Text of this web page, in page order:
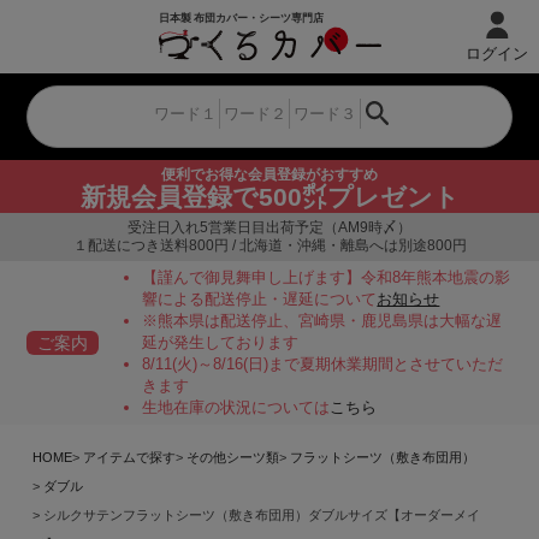
便利でお得な会員登録がおすすめ
新規会員登録で500㌽プレゼント
ログイン
受注日入れ5営業日目出荷予定（AM9時〆）
１配送につき送料800円 / 北海道・沖縄・離島へは別途800円
ご案内
【謹んで御見舞申し上げます】令和8年熊本地震の影
響による配送停止・遅延についてお知らせ
※熊本県は配送停止、宮崎県・鹿児島県は大幅な遅
延が発生しております
8/11(火)～8/16(日)まで夏期休業期間とさせていただ
きます
生地在庫の状況についてはこちら
HOME アイテムで探す その他シーツ類
フラットシーツ（敷き布団用）
ダブル
シルクサテンフラットシーツ（敷き布団用）ダブルサイズ【オーダーメイ